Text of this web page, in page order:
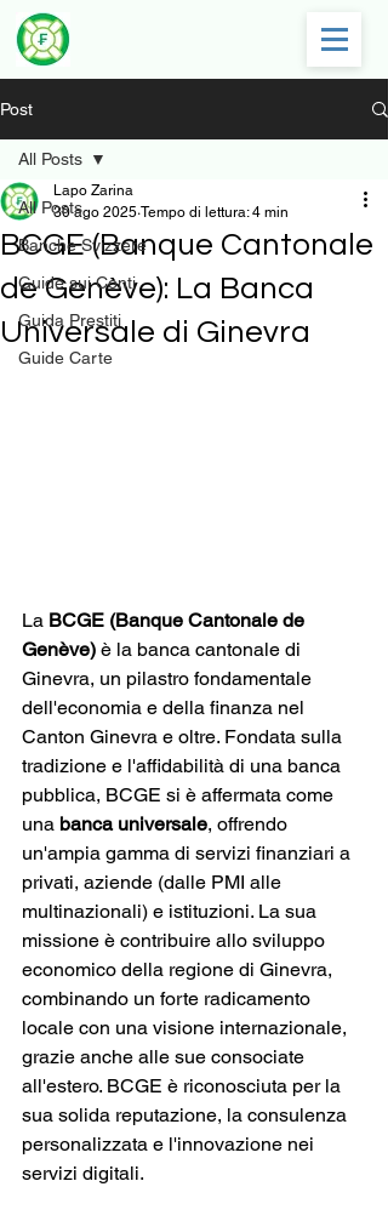
Post
All Posts
Banche Svizzere
Guide sui Conti
Guida Prestiti
Guide Carte
All Posts
BCGE (Banque Cantonale
de Genève): La Banca
Universale di Ginevra
Lapo Zarina
30 ago 2025 Tempo di lettura: 4 min
La BCGE (Banque Cantonale de
Genève) è la banca cantonale di
Ginevra, un pilastro fondamentale
dell'economia e della finanza nel
Canton Ginevra e oltre. Fondata sulla
tradizione e l'affidabilità di una banca
pubblica, BCGE si è affermata come
una banca universale, offrendo
un'ampia gamma di servizi finanziari a
privati, aziende (dalle PMI alle
multinazionali) e istituzioni. La sua
missione è contribuire allo sviluppo
economico della regione di Ginevra,
combinando un forte radicamento
locale con una visione internazionale,
grazie anche alle sue consociate
all'estero. BCGE è riconosciuta per la
sua solida reputazione, la consulenza
personalizzata e l'innovazione nei
servizi digitali.